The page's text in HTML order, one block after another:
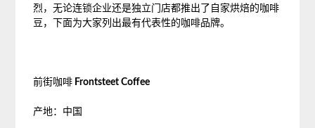
烈，无论连锁企业还是独立门店都推出了自家烘焙的咖啡
豆，下面为大家列出最有代表性的咖啡品牌。
前街咖啡 Frontsteet Coffee
产地：中国